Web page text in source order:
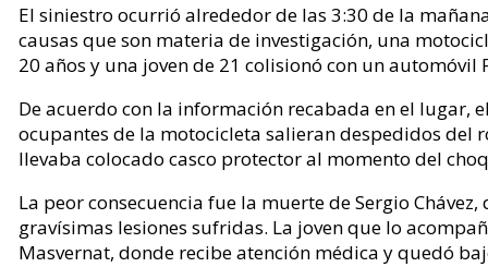
El siniestro ocurrió alrededor de las 3:30 de la
causas que son materia de investigación, una
20 años y una joven de 21 colisionó con un
De acuerdo con la información recabada en el lugar,
ocupantes de la motocicleta salieran despedidos
llevaba colocado casco protector al momento del
La peor consecuencia fue la muerte de Sergio
gravísimas lesiones sufridas. La joven que lo
Masvernat, donde recibe atención médica y quedó